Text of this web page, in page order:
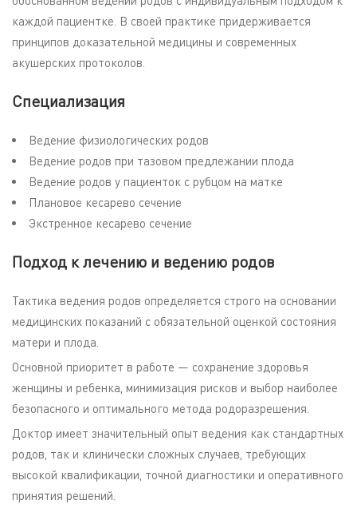
каждой пациентке. В своей практике придерживается
принципов доказательной медицины и современных
акушерских протоколов.
Специализация
Ведение физиологических родов
Ведение родов при тазовом предлежании плода
Ведение родов у пациенток с рубцом на матке
Плановое кесарево сечение
Экстренное кесарево сечение
Подход к лечению и ведению родов
Тактика ведения родов определяется строго на основании
медицинских показаний с обязательной оценкой состояния
матери и плода.
Основной приоритет в работе — сохранение здоровья
женщины и ребенка, минимизация рисков и выбор наиболее
безопасного и оптимального метода родоразрешения.
Доктор имеет значительный опыт ведения как стандартных
родов, так и клинически сложных случаев, требующих
высокой квалификации, точной диагностики и оперативного
принятия решений.